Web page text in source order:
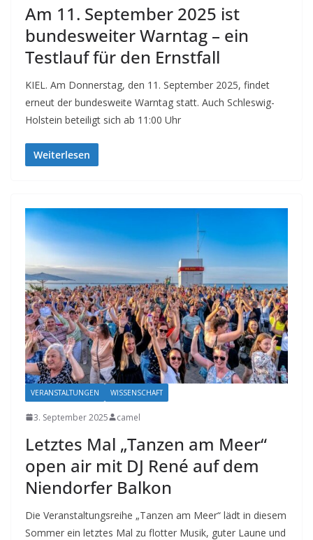
Am 11. September 2025 ist
bundesweiter Warntag – ein
Testlauf für den Ernstfall
KIEL. Am Donnerstag, den 11. September 2025, findet
erneut der bundesweite Warntag statt. Auch Schleswig-
Holstein beteiligt sich ab 11:00 Uhr
Weiterlesen
VERANSTALTUNGEN WISSENSCHAFT
3. September 2025 camel
Letztes Mal „Tanzen am Meer“
open air mit DJ René auf dem
Niendorfer Balkon
Die Veranstaltungsreihe „Tanzen am Meer“ lädt in diesem
Sommer ein letztes Mal zu flotter Musik, guter Laune und